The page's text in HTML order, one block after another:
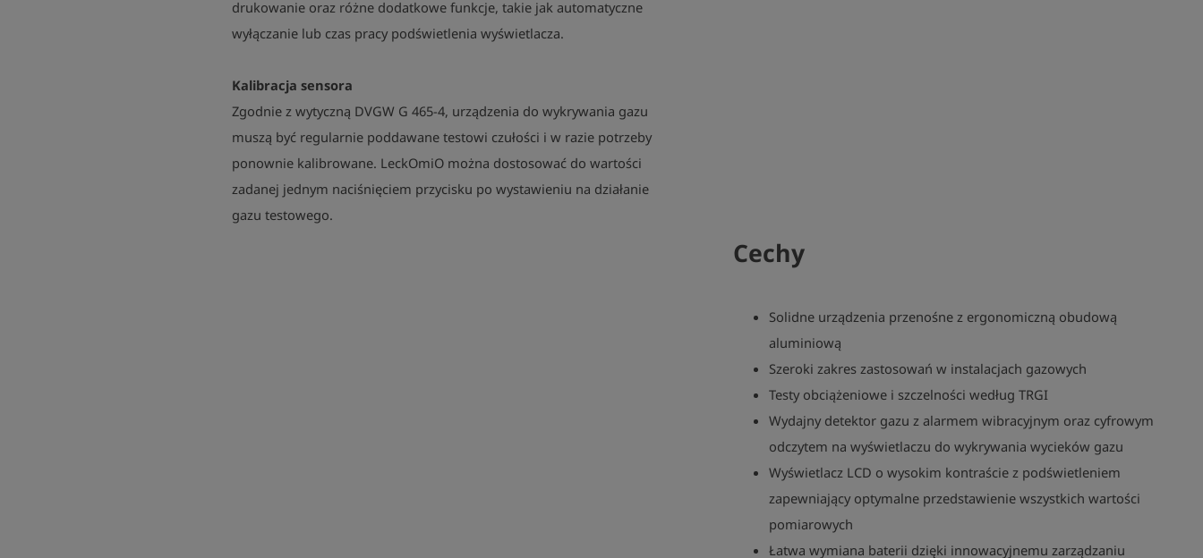
drukowanie oraz różne dodatkowe funkcje, takie jak automatyczne
wyłączanie lub czas pracy podświetlenia wyświetlacza.
Kalibracja sensora
Zgodnie z wytyczną DVGW G 465-4, urządzenia do wykrywania gazu
muszą być regularnie poddawane testowi czułości i w razie potrzeby
ponownie kalibrowane. LeckOmiO można dostosować do wartości
zadanej jednym naciśnięciem przycisku po wystawieniu na działanie
gazu testowego.
Cechy
Solidne urządzenia przenośne z ergonomiczną obudową
aluminiową
Szeroki zakres zastosowań w instalacjach gazowych
Testy obciążeniowe i szczelności według TRGI
Wydajny detektor gazu z alarmem wibracyjnym oraz cyfrowym
odczytem na wyświetlaczu do wykrywania wycieków gazu
Wyświetlacz LCD o wysokim kontraście z podświetleniem
zapewniający optymalne przedstawienie wszystkich wartości
pomiarowych
Łatwa wymiana baterii dzięki innowacyjnemu zarządzaniu